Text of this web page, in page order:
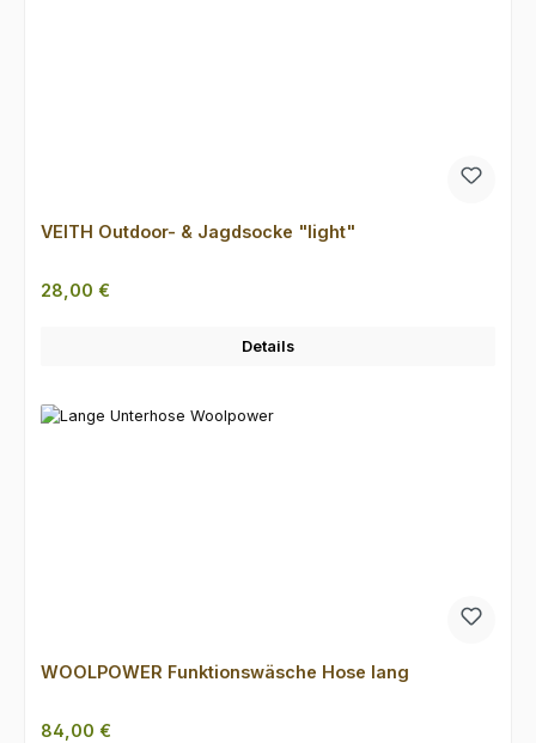
VEITH Outdoor- & Jagdsocke "light"
Regulärer Preis:
28,00 €
Details
WOOLPOWER Funktionswäsche Hose lang
Regulärer Preis:
84,00 €